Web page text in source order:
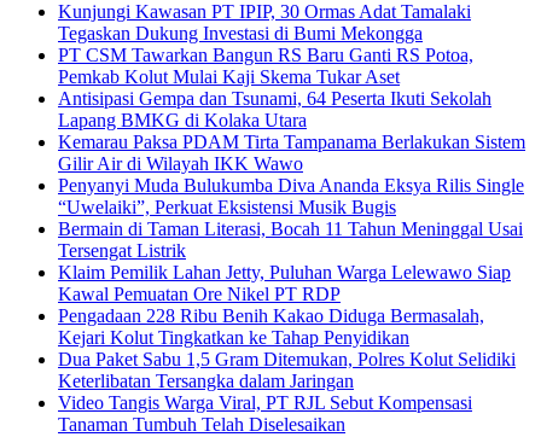
Kunjungi Kawasan PT IPIP, 30 Ormas Adat Tamalaki
Tegaskan Dukung Investasi di Bumi Mekongga
PT CSM Tawarkan Bangun RS Baru Ganti RS Potoa,
Pemkab Kolut Mulai Kaji Skema Tukar Aset
Antisipasi Gempa dan Tsunami, 64 Peserta Ikuti Sekolah
Lapang BMKG di Kolaka Utara
Kemarau Paksa PDAM Tirta Tampanama Berlakukan Sistem
Gilir Air di Wilayah IKK Wawo
Penyanyi Muda Bulukumba Diva Ananda Eksya Rilis Single
“Uwelaiki”, Perkuat Eksistensi Musik Bugis
Bermain di Taman Literasi, Bocah 11 Tahun Meninggal Usai
Tersengat Listrik
Klaim Pemilik Lahan Jetty, Puluhan Warga Lelewawo Siap
Kawal Pemuatan Ore Nikel PT RDP
Pengadaan 228 Ribu Benih Kakao Diduga Bermasalah,
Kejari Kolut Tingkatkan ke Tahap Penyidikan
Dua Paket Sabu 1,5 Gram Ditemukan, Polres Kolut Selidiki
Keterlibatan Tersangka dalam Jaringan
Video Tangis Warga Viral, PT RJL Sebut Kompensasi
Tanaman Tumbuh Telah Diselesaikan